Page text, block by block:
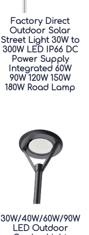
Factory Direct
Outdoor Solar
Street Light 30W to
300W LED IP66 DC
Power Supply
Integrated 60W
90W 120W 150W
180W Road Lamp
30W/40W/60W/90W
LED Outdoor